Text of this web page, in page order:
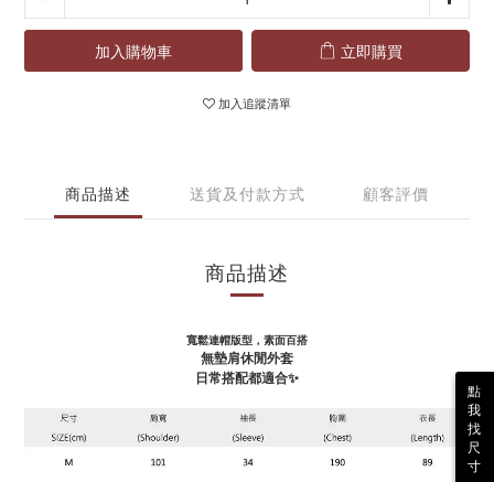
加入購物車 立即購買
加入追蹤清單
商品描述 送貨及付款方式 顧客評價
商品描述
寬鬆連帽版型，素面百搭
無墊肩休閒外套
日常搭配都適合✨
點
我
找
尺
寸